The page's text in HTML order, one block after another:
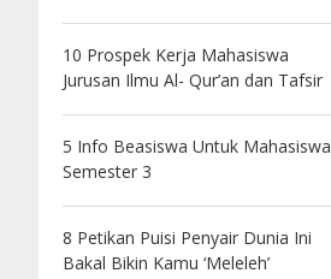
10 Prospek Kerja Mahasiswa
Jurusan Ilmu Al- Qur’an dan Tafsir
5 Info Beasiswa Untuk Mahasiswa
Semester 3
8 Petikan Puisi Penyair Dunia Ini
Bakal Bikin Kamu ‘Meleleh’